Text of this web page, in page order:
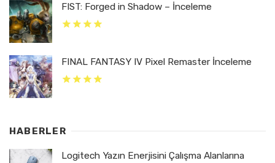
FIST: Forged in Shadow – İnceleme
FINAL FANTASY IV Pixel Remaster İnceleme
HABERLER
Logitech Yazın Enerjisini Çalışma Alanlarına